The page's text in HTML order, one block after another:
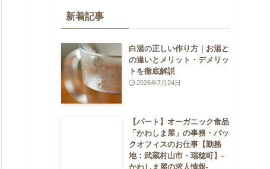
新着記事
白湯の正しい作り方｜お湯と
の違いとメリット・デメリッ
トを徹底解説
2026年7月24日
【パート】オーガニック食品
「かわしま屋」の事務・バッ
クオフィスのお仕事【勤務
地：武蔵村山市・瑞穂町】-
かわしま屋の求人情報-